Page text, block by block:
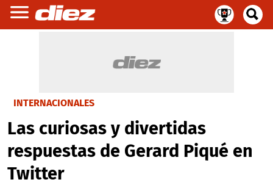
INTERNACIONALES
Las curiosas y divertidas
respuestas de Gerard Piqué en
Twitter